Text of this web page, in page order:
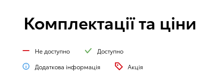
Комплектації та ціни
Не доступно
Доступно
Додаткова інформація
Акція